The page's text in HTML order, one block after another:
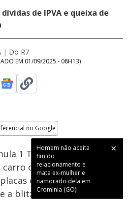
de IPVA e queixa de
| Do R7
EM 01/09/2025 - 08H13)
no Google
Homem não aceita
fim do
relacionamento e
mata ex-mulher e
namorado dela em
Cromínia (GO)
1 Tarso Marques foi
de luxo avaliado em
e com dívidas de IPVA
a blitz na ponte Cidade